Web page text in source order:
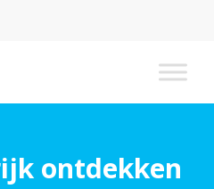
ontdekken